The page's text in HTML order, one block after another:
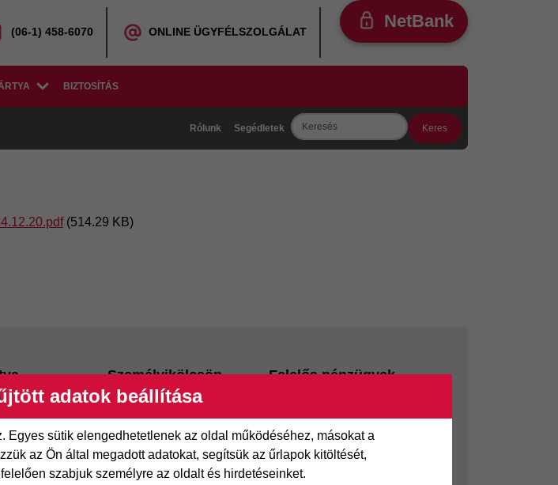
(06-1) 458-6070 ONLINE ÜGYFÉLSZOLGÁLAT
NetBank
BIZTOSÍTÁS
Rólunk Segédletek
Search
(514.29 KB)
adatok beállítása
sütik elengedhetetlenek az oldal működéséhez, másokat a
az Ön által megadott adatokat, segítsük az űrlapok kitöltését,
szabjuk személyre az oldalt és hirdetéseinket.
kölcsön
Személyikölcsön
Cofidis személyi kölcsön
adósságrendező kölcsön
Mindig Kéznél kölcsön
Felelős pénzügyek
Cofidis Bank a Zöldebb
Környezetért